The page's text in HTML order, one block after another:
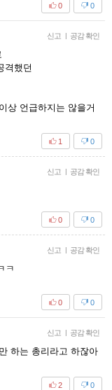
0
0
신고 | 공감 확인
격했던
상 언급하지는 않을거
0
1
신고 | 공감 확인
0
0
신고 | 공감 확인
ㅋ
0
0
신고 | 공감 확인
하는 총리라고 하잖아
0
2